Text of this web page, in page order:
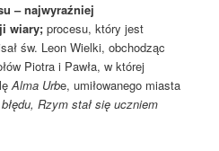
– najwyraźniej
wiary; procesu, który jest
św. Leon Wielki, obchodząc
Piotra i Pawła, w której
Alma Urbe, umiłowanego miasta
Rzym stał się uczniem